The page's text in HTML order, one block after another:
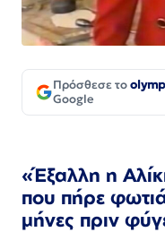
Πρόσθεσε το
Google
«Έξαλλη η
που πήρε φωτιά
μήνες πριν